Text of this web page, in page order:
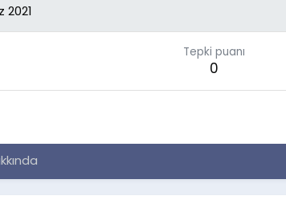
2021
Tepki puanı
0